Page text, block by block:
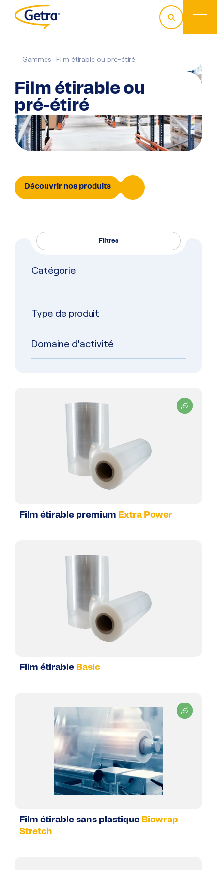
Gammes Film étirable ou pré-étiré
Film étirable ou
pré-étiré
Découvrir nos produits
Filtres
Catégorie
Type de produit
Domaine d'activité
Film étirable premium Extra Power
Film étirable Basic
Film étirable sans plastique Biowrap
Stretch